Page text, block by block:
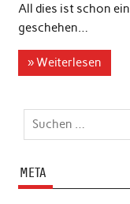
All dies ist schon
geschehen…
» Weiterlesen
META